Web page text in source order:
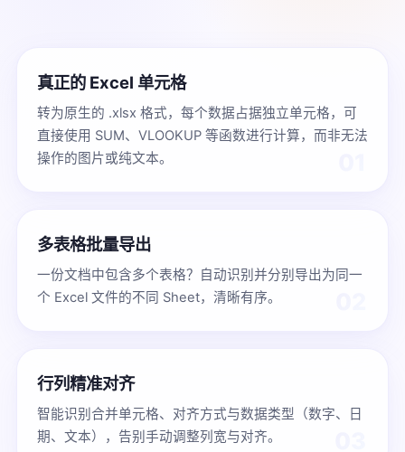
真正的 Excel 单元格
转为原生的 .xlsx 格式，每个数据占据独立单元格，可
直接使用 SUM、VLOOKUP 等函数进行计算，而非无法
操作的图片或纯文本。
多表格批量导出
一份文档中包含多个表格？自动识别并分别导出为同一
个 Excel 文件的不同 Sheet，清晰有序。
行列精准对齐
智能识别合并单元格、对齐方式与数据类型（数字、日
期、文本），告别手动调整列宽与对齐。